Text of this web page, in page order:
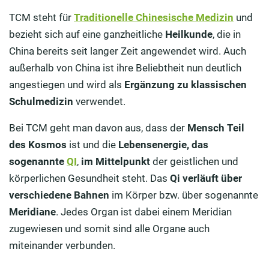
TCM steht für Traditionelle Chinesische Medizin und
bezieht sich auf eine ganzheitliche Heilkunde, die in
China bereits seit langer Zeit angewendet wird. Auch
außerhalb von China ist ihre Beliebtheit nun deutlich
angestiegen und wird als Ergänzung zu klassischen
Schulmedizin verwendet.
Bei TCM geht man davon aus, dass der Mensch Teil
des Kosmos ist und die Lebensenergie, das
sogenannte QI, im Mittelpunkt der geistlichen und
körperlichen Gesundheit steht. Das Qi verläuft über
verschiedene Bahnen im Körper bzw. über sogenannte
Meridiane. Jedes Organ ist dabei einem Meridian
zugewiesen und somit sind alle Organe auch
miteinander verbunden.